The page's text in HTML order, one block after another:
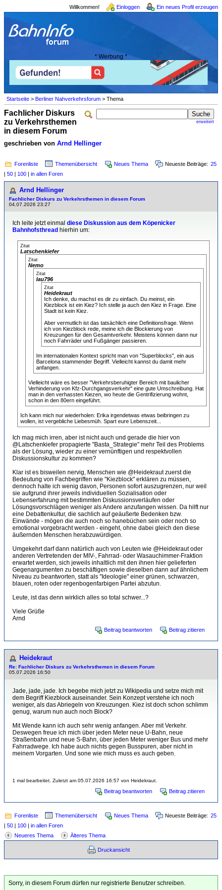
Willkommen! Einloggen Ein neues Profil erzeugen
* Werbung *
Startseite > Berliner Nahverkehrsforum > Thema
erweitert
Fachlicher Diskurs
zu Verkehrsthemen
in diesem Forum
geschrieben von Arnd Hellinger
Forenliste Themenübersicht Neues Thema Neueste Beiträge: 25
| 50 | 100 | in allen Foren
Arnd Hellinger
Fachlicher Diskurs zu Verkehrsthemen in diesem Forum
04.07.2026 23:27
Ich leite jetzt einmal diese Diskussion aus dem Köpenicker
Bahnhofsthread hierhin um:
Zitat
Latschenkiefer
Zitat
Nemo
Zitat
lau796
Zitat
Heidekraut
Ich denke, du machst es dir zu einfach. Du meinst, ein
Kiezblock ist ein Kiez? Ich stelle ja auch den Kiez in Frage. Eine
Stadt ist kein Kiez.
Aber vermutlich ist das tatsächlich eine Definitionsfrage. Wenn
ich von Kiezblock rede, meine ich die Blockierung von
Kreuzungen für den Gesamtverkehr. Meistens können dann nur
noch Fahrräder und Fußgänger passieren.
Im internationalen Kontext spricht man von "Superblocks", ein aus
Barcelona stammender Begriff. Vielleicht kannst du damit mehr
anfangen.
Vielleicht wäre es besser "Verkehrsberuhigter Bereich mit baulicher
Verhinderung von Kfz-Durchgangsverkehr" eine gute Umschreibung. Hat
man in den verhassten Kiezen, wo heute die Gentrifizierung wohnt,
schon in den 80ern eingeführt.
Ich kann mich nur wiederholen: Erika irgendetwas etwas beibringen zu
wollen, ist vergebliche Liebesmüh. Spart eure Lebenszeit...
Ich mag mich irren, aber ist nicht auch und gerade die hier von
@Latschenkiefer propagierte "Basta_Strategie" mehr Teil des Problems
als der Lösung, wieder zu einer vernünftigen und respektvollen
Diskussionskultur zu kommen?
Klar ist es bisweilen nervig, Menschen wie @Heidekraut zuerst die
Bedeutung von Fachbegriffen wie "Kiezblock" erklären zu müssen,
dennoch halte ich wenig davon, Personen sofort auszugrenzen, nur weil
sie aufgrund ihrer jeweils individuellen Sozialisation oder
Lebenserfahrung mit bestimmten Diskussionsverläufen oder
Lösungsvorschlägen weniger als Andere anzufangen wissen. Da hilft nur
eine Debattenkultur, die sachlich auf geäußerte Bedenken bzw.
Einwände - mögen die auch noch so hanebüchen sein oder noch so
emotional vorgebracht werden - eingeht, ohne dabei gleich den diese
äußernden Menschen herabzuwürdigen.
Umgekehrt darf dann natürlich auch von Leuten wie @Heidekraut oder
anderen Vertretenden der MIV-, Fahrrad- oder Wasauchimmer-Fraktion
erwartet werden, sich jeweils inhaltlich mit den ihnen hier gelieferten
Gegenargumenten zu beschäftigen sowie dieselben dann auf ähnlichem
Niveau zu beantworten, statt als "Ideologie" einer grünen, schwarzen,
blauen, roten oder regenbogenfarbigen Partei abzutun.
Leute, ist das denn wirklich alles so total schwer...?
Viele Grüße
Arnd
Beitrag beantworten Beitrag zitieren
Heidekraut
Re: Fachlicher Diskurs zu Verkehrsthemen in diesem Forum
05.07.2026 16:50
Jade, jade, jade. Ich begebe mich jetzt zu Wikipedia und setze mich mit
dem Begriff Kiezblock auseinander. Sein Konzept verstehe ich noch
weniger, als das Abriegeln von Kreuzungen. Kiez ist doch schon schlimm
genug, warum nun auch noch Block?
Mit Wende kann ich auch sehr wenig anfangen. Aber mit Verkehr.
Deswegen freue ich mich über jeden Meter neue U-Bahn, neue
Straßenbahn und neue S-Bahn, über jeden Meter weniger Bus und mehr
Fahrradwege. Ich habe auch nichts gegen Busspuren, aber nicht in
meinem Vorgarten. Und sone wie mich muss es auch geben.
1 mal bearbeitet. Zuletzt am 05.07.2026 16:57 von Heidekraut.
Beitrag beantworten Beitrag zitieren
Forenliste Themenübersicht Neues Thema Neueste Beiträge: 25
| 50 | 100 | in allen Foren
Neueres Thema
Älteres Thema
Druckansicht
Sorry, in diesem Forum dürfen nur registrierte Benutzer schreiben.